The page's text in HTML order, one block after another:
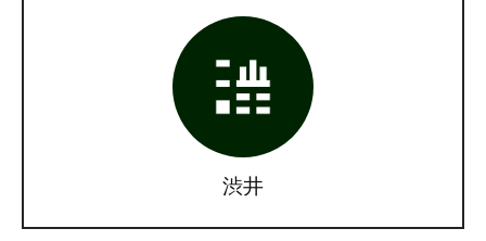
渋井